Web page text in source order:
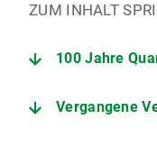
ZUM INHALT
100 Jahre
Vergangene